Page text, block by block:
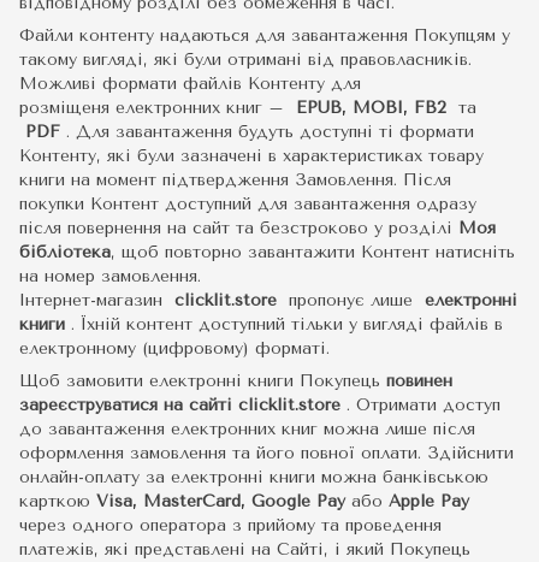
Файли контенту надаються для завантаження Покупцям у
такому вигляді, які були отримані від правовласників.
Можливі формати файлів Контенту для
розміщеня електронних книг –
EPUB, MOBI, FB2 та
PDF . Для завантаження будуть доступні ті формати
Контенту, які були зазначені в характеристиках товару
книги на момент підтвердження Замовлення. Після
покупки Контент доступний для завантаження одразу
після повернення на сайт та безстроково у розділі Моя
бібліотека, щоб повторно завантажити Контент натисніть
на номер замовлення.
Інтернет-магазин clicklit.store пропонує лише електронні
книги . Їхній контент доступний тільки у вигляді файлів в
електронному (цифровому) форматі.
Щоб замовити електронні книги Покупець повинен
зареєструватися на сайті clicklit.store . Отримати доступ
до завантаження електронних книг можна лише після
оформлення замовлення та його повної оплати. Здійснити
онлайн-оплату за електронні книги можна банківською
карткою Visa, MasterCard, Google Pay або Apple Pay
через одного оператора з прийому та проведення
платежів, які представлені на Сайті, і який Покупець